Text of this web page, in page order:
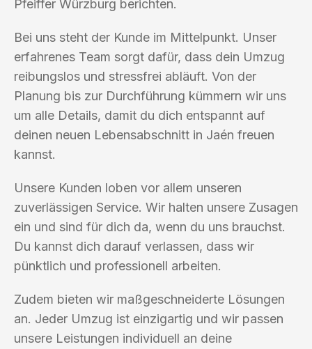
Pfeiffer Würzburg berichten.
Bei uns steht der Kunde im Mittelpunkt. Unser
erfahrenes Team sorgt dafür, dass dein Umzug
reibungslos und stressfrei abläuft. Von der
Planung bis zur Durchführung kümmern wir uns
um alle Details, damit du dich entspannt auf
deinen neuen Lebensabschnitt in Jaén freuen
kannst.
Unsere Kunden loben vor allem unseren
zuverlässigen Service. Wir halten unsere Zusagen
ein und sind für dich da, wenn du uns brauchst.
Du kannst dich darauf verlassen, dass wir
pünktlich und professionell arbeiten.
Zudem bieten wir maßgeschneiderte Lösungen
an. Jeder Umzug ist einzigartig und wir passen
unsere Leistungen individuell an deine